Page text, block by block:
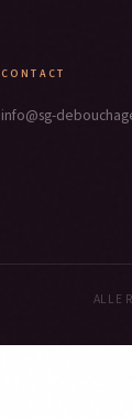
CONTACT
info@sg-
ALLE